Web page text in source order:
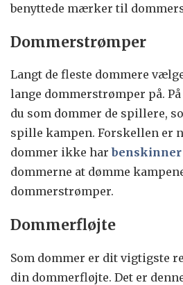
benyttede mærker til
Dommerstrømper
Langt de fleste dommere
lange dommerstrømper på.
du som dommer de spillere,
spille kampen. Forskellen er
dommer ikke har benskinner
dommerne at dømme
dommerstrømper.
Dommerfløjte
Som dommer er dit vigtigste
din dommerfløjte. Det er